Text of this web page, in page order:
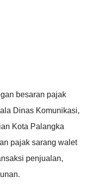
besaran pajak
Dinas Komunikasi,
Kota Palangka
pajak sarang walet
penjualan,